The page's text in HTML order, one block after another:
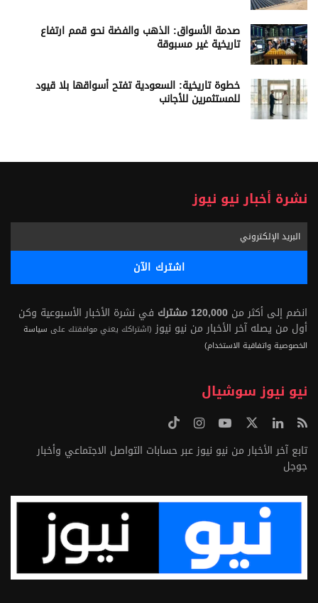
صدمة الأسواق: الذهب والفضة نحو قمم ارتفاع
تاريخية غير مسبوقة
خطوة تاريخية: السعودية تفتح أسواقها بلا قيود
للمستثمرين للأجانب
نشرة أخبار نيو نيوز
انضم إلى أكثر من 120,000 مشترك
في نشرة الأخبار الأسبوعية وكن
أول من يصله آخر الأخبار من نيو نيوز (اشتراكك يعني موافقتك على سياسة
الخصوصية واتفاقية الاستخدام)
نيو نيوز سوشيال
تابع آخر الأخبار من نيو نيوز عبر حسابات التواصل الاجتماعي وأخبار
جوجل